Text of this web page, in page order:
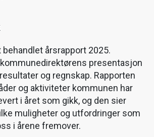
årsrapport 2025.
presentasjon
og regnskap. Rapporten
og aktiviteter kommunen har
i året som gikk, og den sier
muligheter og utfordringer som
i årene fremover.